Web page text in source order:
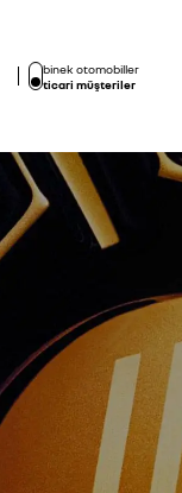
binek otomobiller
ticari müşteriler